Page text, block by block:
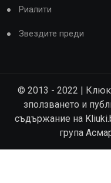
Риалити
Звездите преди
© 2013 - 2022 |
зползването и
съдържание на
група